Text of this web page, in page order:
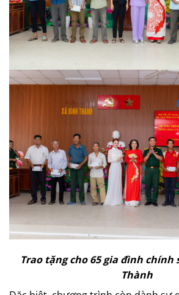
Trao tặng cho 65 gia đình chính
Thành